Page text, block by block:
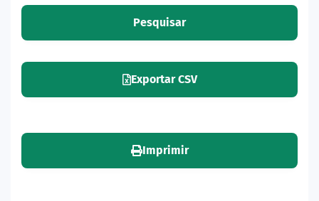
Pesquisar
Exportar CSV
Imprimir